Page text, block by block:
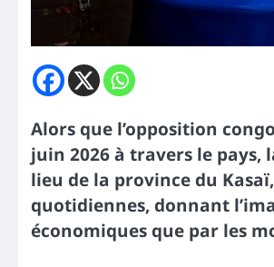
Alors que l’opposition
juin 2026 à travers le pays,
lieu de la province du
quotidiennes, donnant
économiques que par les